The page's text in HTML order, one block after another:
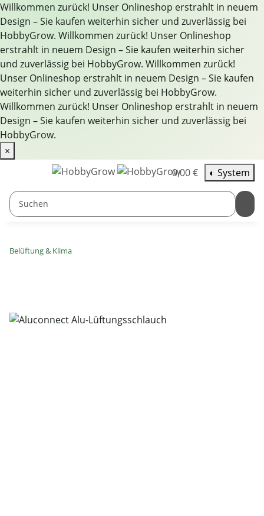
Willkommen zurück! Unser Onlineshop erstrahlt in neuem
Design – Sie kaufen weiterhin sicher und zuverlässig bei
HobbyGrow. Willkommen zurück! Unser Onlineshop
erstrahlt in neuem Design – Sie kaufen weiterhin sicher
und zuverlässig bei HobbyGrow. Willkommen zurück!
Unser Onlineshop erstrahlt in neuem Design – Sie kaufen
weiterhin sicher und zuverlässig bei HobbyGrow.
Willkommen zurück! Unser Onlineshop erstrahlt in neuem
Design – Sie kaufen weiterhin sicher und zuverlässig bei
HobbyGrow.
×
0,00 €
◐ System
Belüftung & Klima